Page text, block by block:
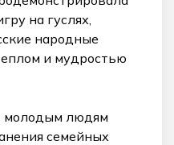
на гуслях,
народные
и мудростью
молодым людям
семейных